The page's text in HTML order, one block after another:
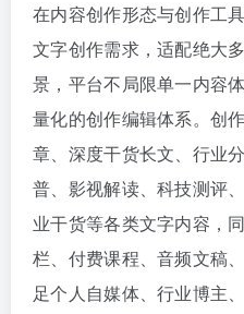
在内容创作形态与创作工
文字创作需求，适配绝大
景，平台不局限单一内容
量化的创作编辑体系。创
章、深度干货长文、行业
普、影视解读、科技测评
业干货等各类文字内容，
栏、付费课程、音频文稿
足个人自媒体、行业博主